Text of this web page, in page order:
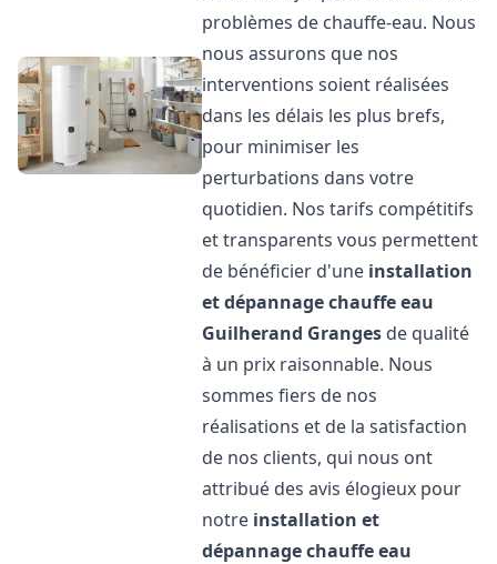
problèmes de chauffe-eau. Nous
nous assurons que nos
interventions soient réalisées
dans les délais les plus brefs,
pour minimiser les
perturbations dans votre
quotidien. Nos tarifs compétitifs
et transparents vous permettent
de bénéficier d'une installation
et dépannage chauffe eau
Guilherand Granges de qualité
à un prix raisonnable. Nous
sommes fiers de nos
réalisations et de la satisfaction
de nos clients, qui nous ont
attribué des avis élogieux pour
notre installation et
dépannage chauffe eau